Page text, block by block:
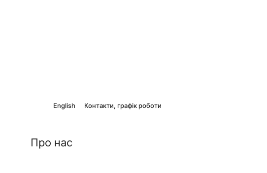
English Контакти, графік роботи
Про нас